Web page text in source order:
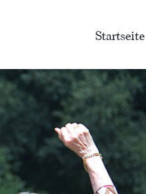
Startseite